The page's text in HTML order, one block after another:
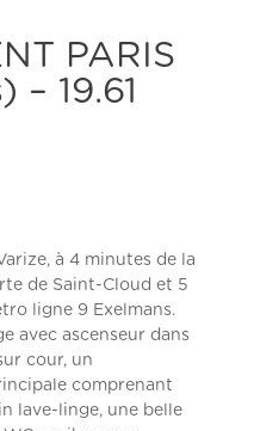
PARIS
– 19.61
à 4 minutes de la
de Saint-Cloud et 5
ligne 9 Exelmans.
avec ascenseur dans
cour, un
comprenant
lave-linge, une belle